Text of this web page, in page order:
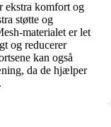
ekstra komfort og
støtte og
materialet er let
og reducerer
kan også
da de hjælper